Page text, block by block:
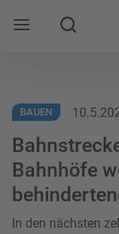
Mobile Suche
BAUEN
Bahnhöfe
In den nächsten